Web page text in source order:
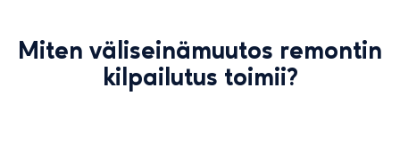
Miten väliseinämuutos remontin
kilpailutus toimii?